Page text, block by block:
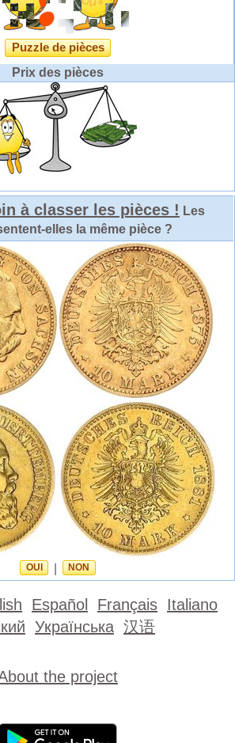
Puzzle de pièces
Prix des pièces
à classer les pièces ! Les
elles la même pièce ?
OUI NON
Español Français Italiano
Українська 汉语
the project